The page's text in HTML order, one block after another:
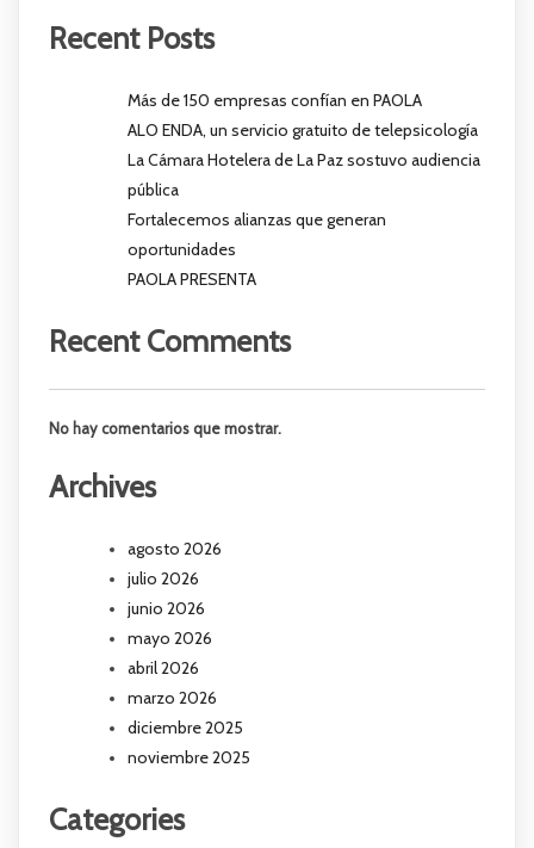
Recent Posts
Más de 150 empresas confían en PAOLA
ALO ENDA, un servicio gratuito de telepsicología
La Cámara Hotelera de La Paz sostuvo audiencia
pública
Fortalecemos alianzas que generan
oportunidades
PAOLA PRESENTA
Recent Comments
No hay comentarios que mostrar.
Archives
agosto 2026
julio 2026
junio 2026
mayo 2026
abril 2026
marzo 2026
diciembre 2025
noviembre 2025
Categories